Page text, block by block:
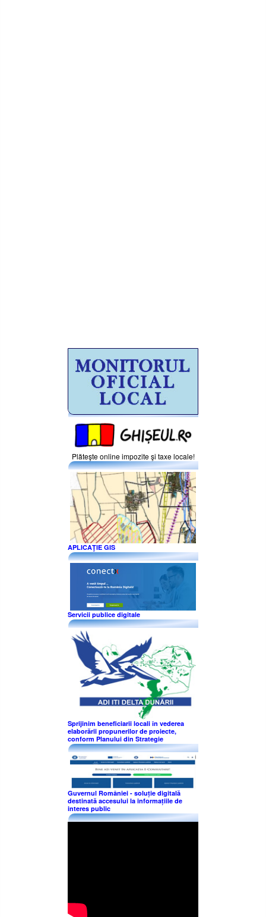
Plăteşte online impozite şi taxe locale!
APLICAŢIE GIS
Servicii publice digitale
Sprijinim beneficiarii locali în vederea
elaborării propunerilor de proiecte,
conform Planului din Strategie
Guvernul României - soluție digitală
destinată accesului la informațiile de
interes public